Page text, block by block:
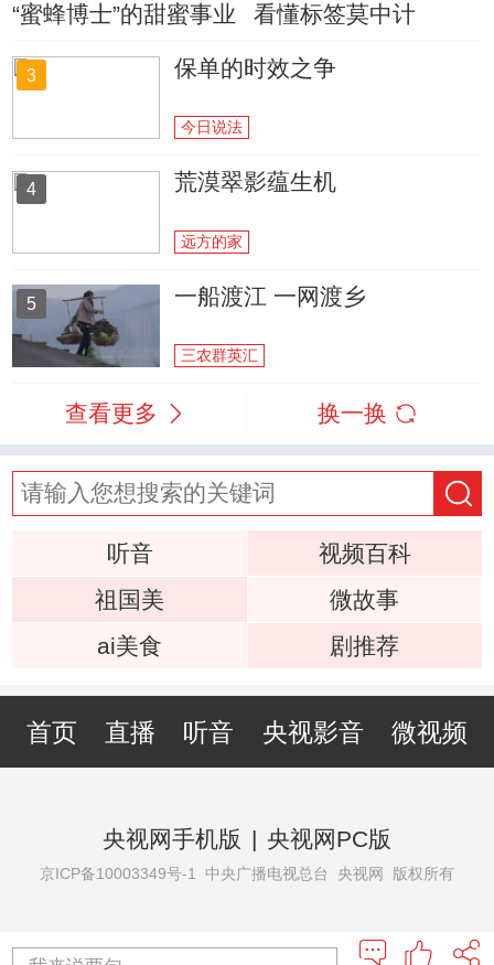
“蜜蜂博士”的甜蜜事业 看懂标签莫中计
3 保单的时效之争
今日说法
4 荒漠翠影蕴生机
远方的家
5 一船渡江 一网渡乡
三农群英汇
查看更多 换一换
听音
视频百科
祖国美
微故事
ai美食
剧推荐
首页 直播 听音 央视影音 微视频
央视网手机版 | 央视网PC版
京ICP备10003349号-1 中央广播电视总台 央视网 版权所有